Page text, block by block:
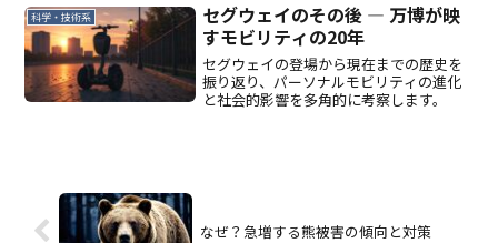
科学・技術系
セグウェイのその後 ― 万博が映
すモビリティの20年
セグウェイの登場から現在までの歴史を
振り返り、パーソナルモビリティの進化
と社会的影響を多角的に考察します。
なぜ？急増する熊被害の傾向と対策